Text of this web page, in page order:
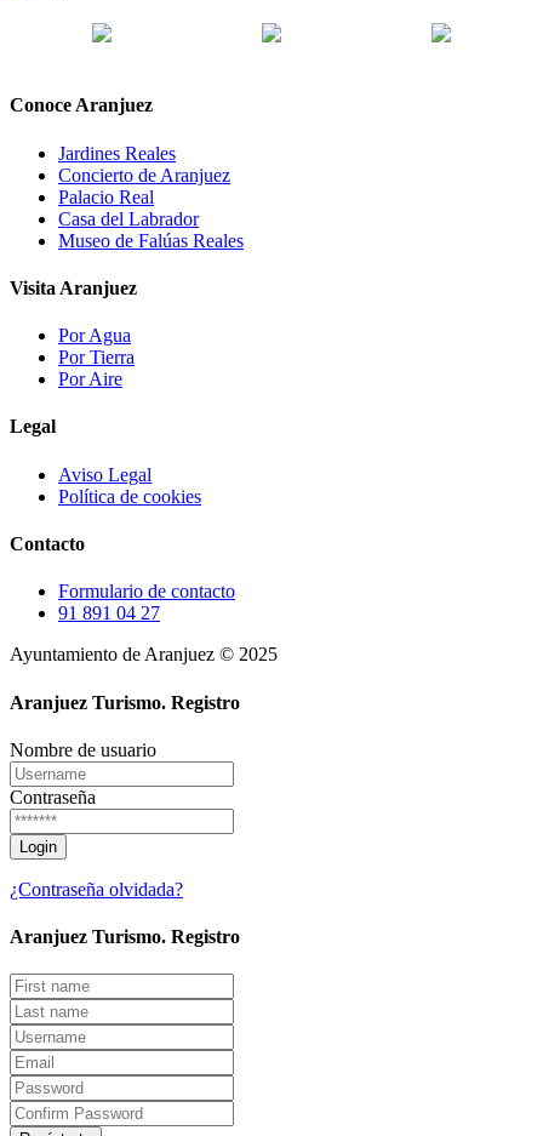
Conoce Aranjuez
Jardines Reales
Concierto de Aranjuez
Palacio Real
Casa del Labrador
Museo de Falúas Reales
Visita Aranjuez
Por Agua
Por Tierra
Por Aire
Legal
Aviso Legal
Política de cookies
Contacto
Formulario de contacto
91 891 04 27
Ayuntamiento de Aranjuez © 2025
Aranjuez Turismo. Registro
Nombre de usuario
Contraseña
¿Contraseña olvidada?
Aranjuez Turismo. Registro